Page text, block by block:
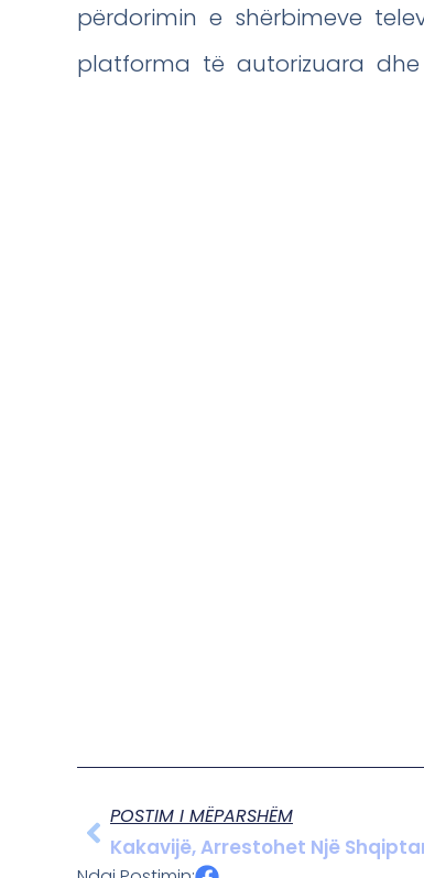
përdorimin e shërbimeve
platforma të autorizuara
POSTIM I MËPARSHËM
Kakavijë, Arrestohet Një